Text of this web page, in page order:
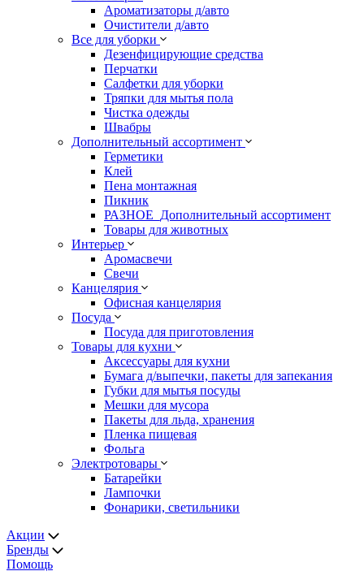
Ароматизаторы д/авто
Очистители д/авто
Все для уборки
Дезенфицирующие средства
Перчатки
Салфетки для уборки
Тряпки для мытья пола
Чистка одежды
Швабры
Дополнительный ассортимент
Герметики
Клей
Пена монтажная
Пикник
РАЗНОЕ_Дополнительный ассортимент
Товары для животных
Интерьер
Аромасвечи
Свечи
Канцелярия
Офисная канцелярия
Посуда
Посуда для приготовления
Товары для кухни
Аксессуары для кухни
Бумага д/выпечки, пакеты для запекания
Губки для мытья посуды
Мешки для мусора
Пакеты для льда, хранения
Пленка пищевая
Фольга
Электротовары
Батарейки
Лампочки
Фонарики, светильники
Акции
Бренды
Помощь